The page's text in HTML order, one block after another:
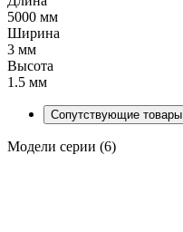
5000 мм
Ширина
3 мм
Высота
1.5 мм
Сопутствующие товары
Модели серии (6)